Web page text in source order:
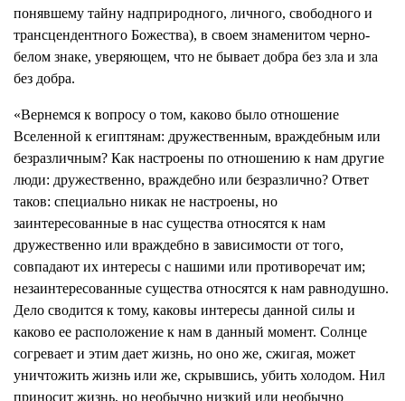
понявшему тайну надприродного, личного, свободного и
трансцендентного Божества), в своем знаменитом черно-
белом знаке, уверяющем, что не бывает добра без зла и зла
без добра.
«Вернемся к вопросу о том, каково было отношение
Вселенной к египтянам: дружественным, враждебным или
безразличным? Как настроены по отношению к нам другие
люди: дружественно, враждебно или безразлично? Ответ
таков: специально никак не настроены, но
заинтересованные в нас существа относятся к нам
дружественно или враждебно в зависимости от того,
совпадают их интересы с нашими или противоречат им;
незаинтересованные существа относятся к нам равнодушно.
Дело сводится к тому, каковы интересы данной силы и
каково ее расположение к нам в данный момент. Солнце
согревает и этим дает жизнь, но оно же, сжигая, может
уничтожить жизнь или же, скрывшись, убить холодом. Нил
приносит жизнь, но необычно низкий или необычно